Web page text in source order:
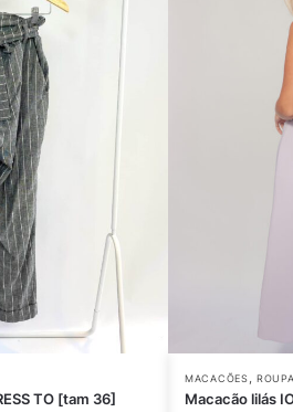
TO [tam 36]
MACACÕES,
Macacão lilás